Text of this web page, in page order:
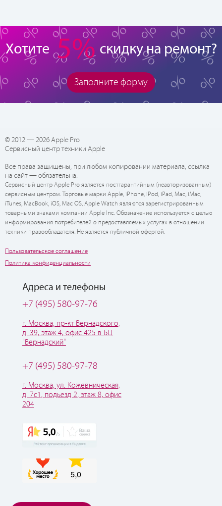
Хотите 5% скидку на ремонт?
Заполните форму
© 2012 — 2026 Apple Pro
Сервисный центр техники Apple
Все права защищены, при любом копировании материала, ссылка
на сайт — обязательна.
Сервисный центр Apple Pro является постгарантийным (неавторизованным)
сервисным центром. Торговые марки Apple, iPhone, iPod, iPad, Mac, iMac,
iTunes, MacBook, iOS, Mac OS, Apple Watch являются зарегистрированным
товарными знаками компании Apple Inc. Обозначение используется с целью
информирования потребителей о предоставляемых услугах в отношении
техники правообладателя. Не является публичной офертой.
Пользовательское соглашение
Политика конфиденциальности
Адреса и телефоны
+7 (495) 580-97-76
г. Москва, пр-кт Вернадского,
д. 39, этаж 4, офис 425 в БЦ
"Вернадский"
+7 (495) 580-97-78
г. Москва, ул. Кожевническая,
д. 7с1, подьезд 2, этаж 8, офис
204